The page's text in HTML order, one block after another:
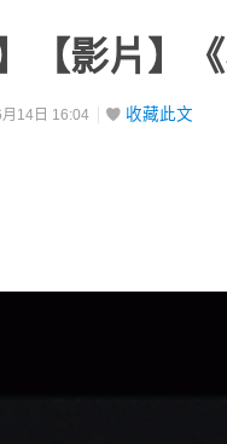
【影片】
14日 16:04 收藏此文